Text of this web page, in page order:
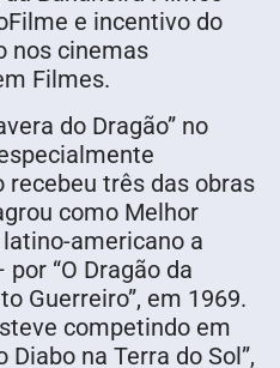
e incentivo do
nos cinemas
Filmes.
do Dragão” no
recebeu três das obras
como Melhor
americano a
“O Dragão da
Guerreiro”, em 1969.
competindo em
Diabo na Terra do Sol”,